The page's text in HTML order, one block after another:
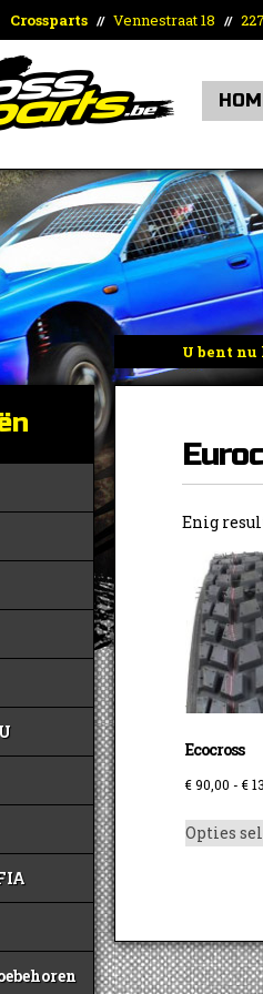
Crossparts // Vennestraat 18 //
U bent
Enig
Ecocross
€90,00 - €
Opties